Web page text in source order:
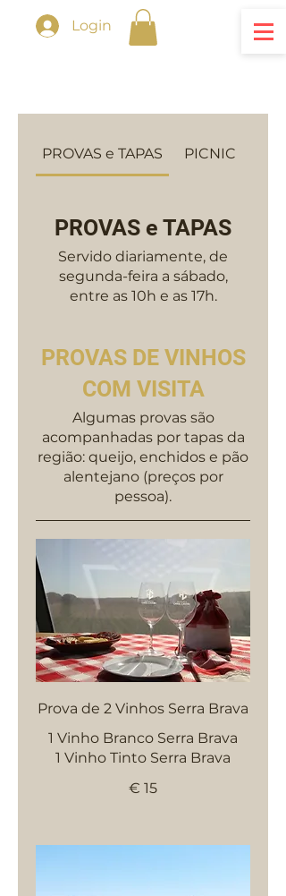
Login
PROVAS e TAPAS PICNIC
PROVAS e TAPAS
Servido diariamente, de
segunda-feira a sábado,
entre as 10h e as 17h.
PROVAS DE VINHOS
COM VISITA
Algumas provas são
acompanhadas por tapas da
região: queijo, enchidos e pão
alentejano (preços por
pessoa).
Prova de 2 Vinhos Serra Brava
1 Vinho Branco Serra Brava
1 Vinho Tinto Serra Brava
€ 15